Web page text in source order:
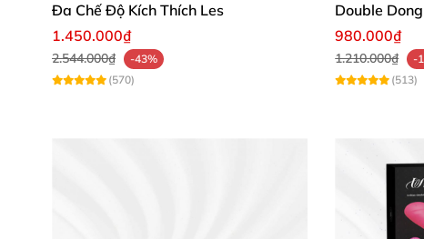
Đa Chế Độ Kích Thích Les
1.450.000₫
2.544.000₫
-43%
(570)
Double
Hãng
980.000₫
1.210.000₫
-
(513)